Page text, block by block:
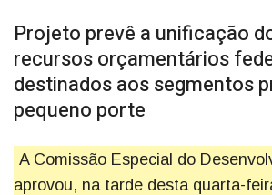
Projeto prevê a unificação
recursos orçamentários
destinados aos segmentos
pequeno porte
A Comissão Especial do
aprovou, na tarde desta quarta-